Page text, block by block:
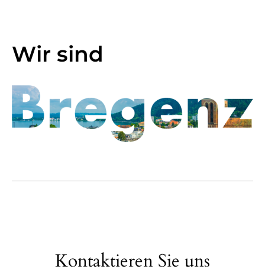
Wir sind
Kontaktieren Sie uns